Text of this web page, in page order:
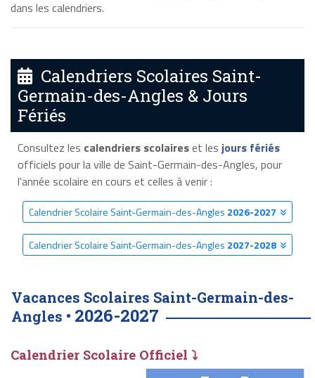
dans les calendriers.
Calendriers Scolaires Saint-
Germain-des-Angles & Jours
Fériés
Consultez les calendriers scolaireset les jours fériés
officiels pour la ville de Saint-Germain-des-Angles, pour
l'année scolaire en cours et celles à venir :
Calendrier Scolaire Saint-Germain-des-Angles 2026-2027
Calendrier Scolaire Saint-Germain-des-Angles 2027-2028
Vacances Scolaires Saint-Germain-des-
Angles • 2026-2027
Calendrier Scolaire Officiel ⤵